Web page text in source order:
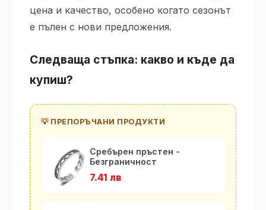
цена и качество, особено когато сезонът
е пълен с нови предложения.
Следваща стъпка: какво и къде да
купиш?
💡 ПРЕПОРЪЧАНИ ПРОДУКТИ
Сребърен пръстен -
Безграничност
7.41 лв